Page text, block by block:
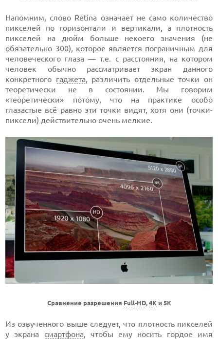
Напомним, слово Retina означает не само количество
пикселей по горизонтали и вертикали, а плотность
пикселей на дюйм больше некоего значения (не
обязательно 300), которое является пограничным для
человеческого глаза — т.е. с расстояния, на котором
человек обычно рассматривает экран данного
конкретного гаджета, различить отдельные точки он
теоретически не в состоянии. Мы говорим
«теоретически» потому, что на практике особо
глазастые всё равно эти точки видят, хотя они (точки-
пиксели) действительно очень мелкие.
Сравнение разрешения Full-HD, 4Kи 5K
Из озвученного выше следует, что плотность пикселей
у экрана смартфона, чтобы ему носить гордое имя